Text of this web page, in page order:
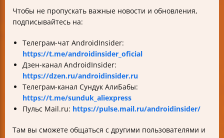
Чтобы не пропускать важные новости и обновления,
подписывайтесь на:
Телеграм-чат AndroidInsider:
https://t.me/androidinsider_oficial
Дзен-канал AndroidInsider:
https://dzen.ru/androidinsider.ru
Телеграм-канал Сундук АлиБабы:
https://t.me/sunduk_aliexpress
Пульс Mail.ru: https://pulse.mail.ru/androidinsider/
Там вы сможете общаться с другими пользователями и